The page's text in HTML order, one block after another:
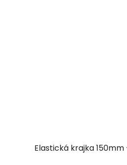
Elastická krajka